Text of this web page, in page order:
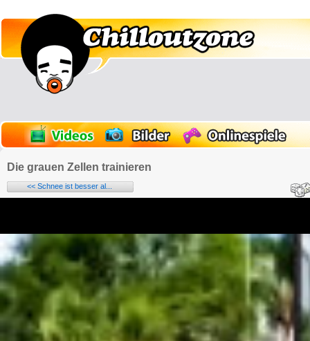
Die grauen Zellen trainieren
<< Schnee ist besser al...